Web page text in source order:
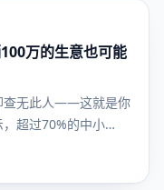
万的生意也可能
查无此人——这就是你
，超过70%的中小…